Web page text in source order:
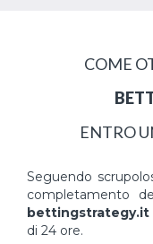
COME
ENTRO
Seguendo
completamento
bettingstrategy.it
di 24 ore.